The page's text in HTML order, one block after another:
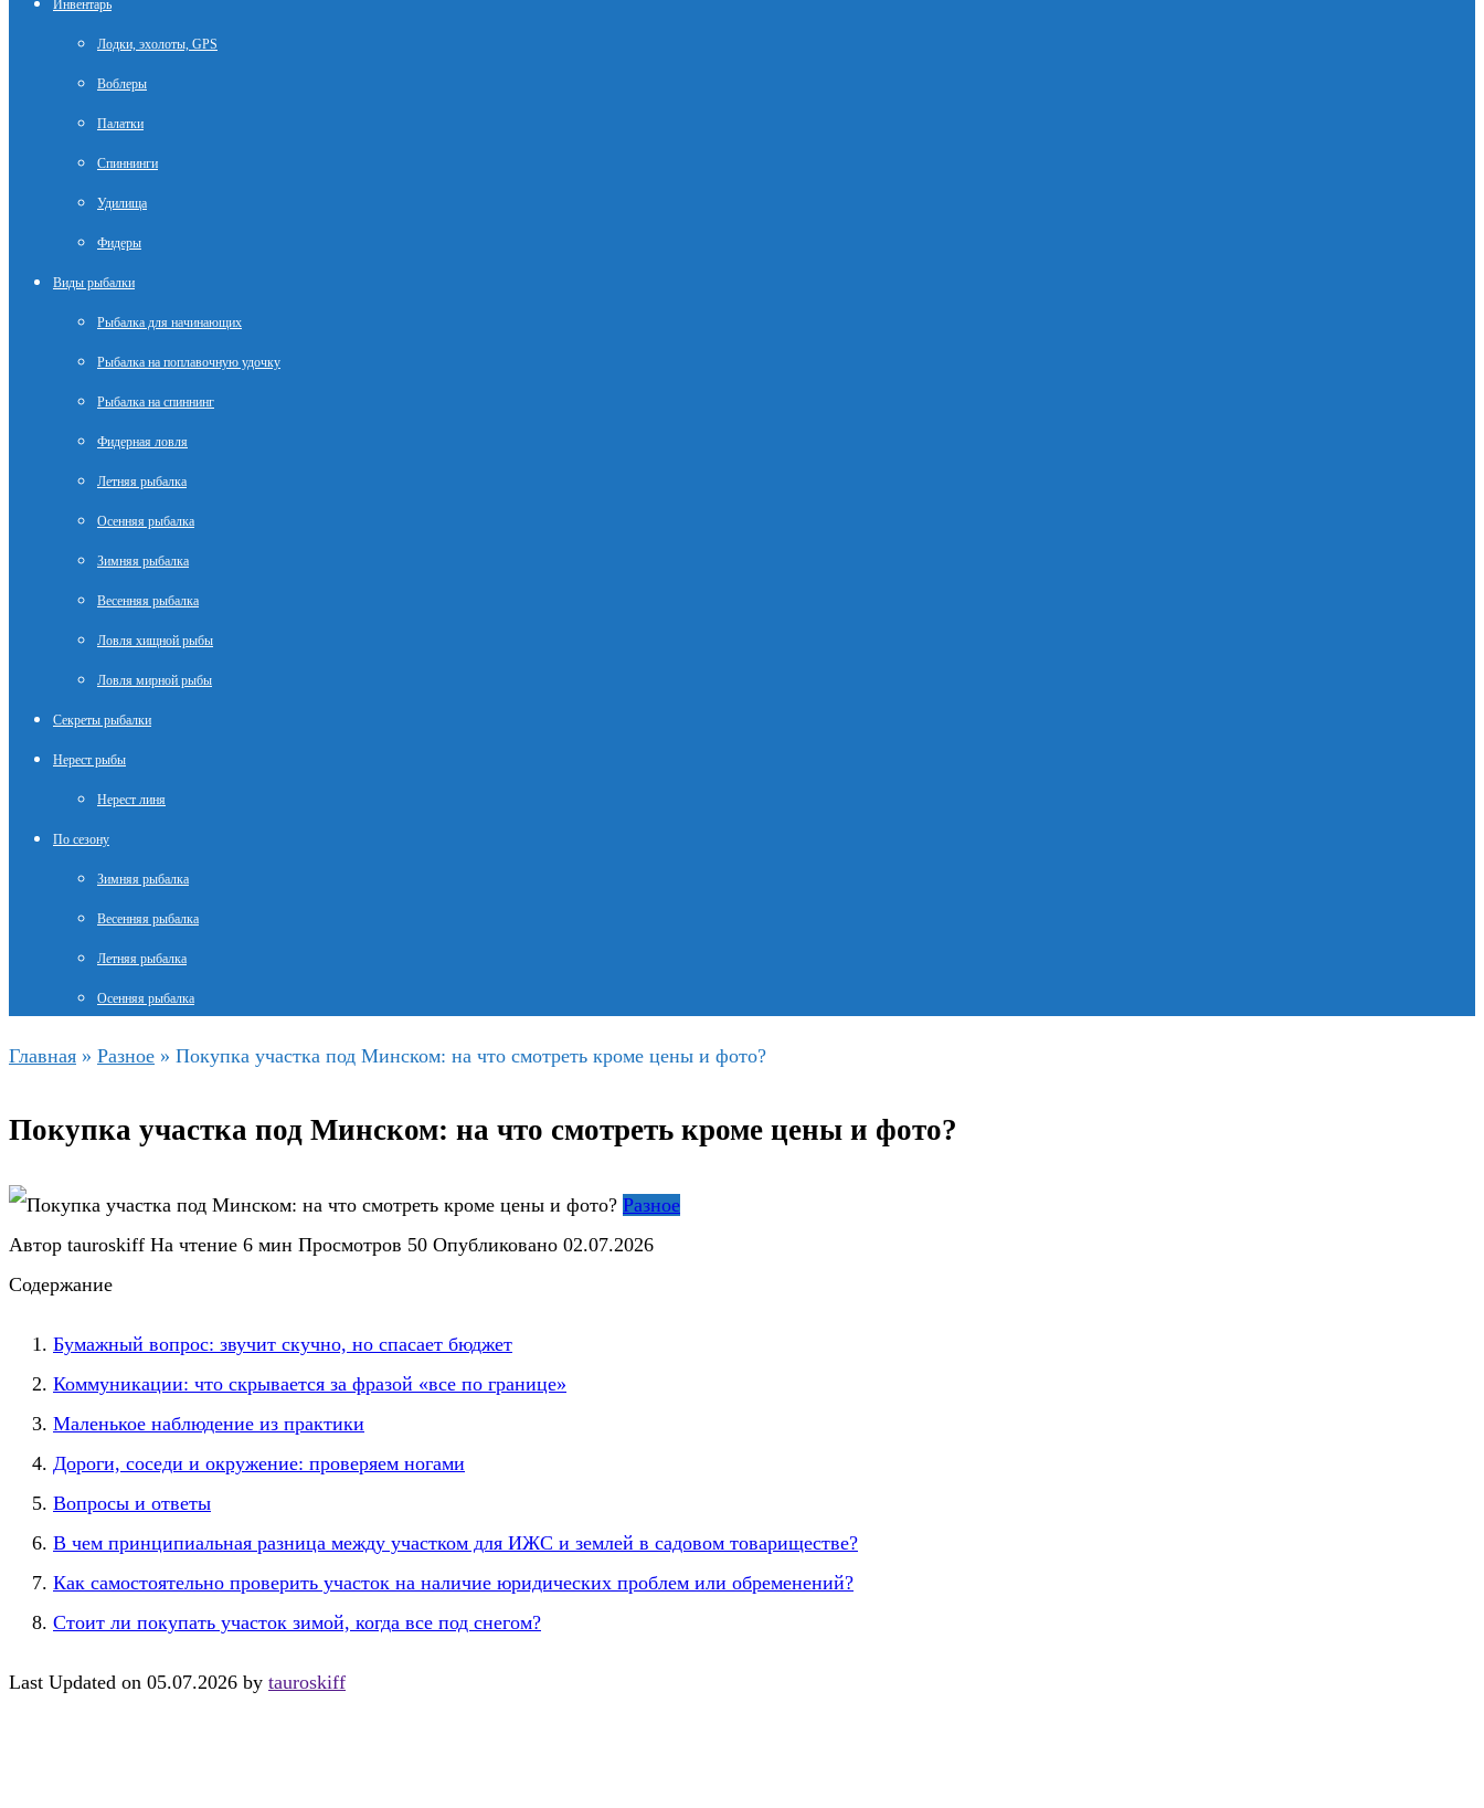
Инвентарь
Лодки, эхолоты, GPS
Воблеры
Палатки
Спиннинги
Удилища
Фидеры
Виды рыбалки
Рыбалка для начинающих
Рыбалка на поплавочную удочку
Рыбалка на спиннинг
Фидерная ловля
Летняя рыбалка
Осенняя рыбалка
Зимняя рыбалка
Весенняя рыбалка
Ловля хищной рыбы
Ловля мирной рыбы
Секреты рыбалки
Нерест рыбы
Нерест линя
По сезону
Зимняя рыбалка
Весенняя рыбалка
Летняя рыбалка
Осенняя рыбалка
Главная » Разное » Покупка участка под Минском: на что смотреть кроме цены и фото?
Покупка участка под Минском: на что смотреть кроме цены и фото?
Разное
Автор tauroskiff На чтение 6 мин Просмотров 50 Опубликовано 02.07.2026
Содержание
Бумажный вопрос: звучит скучно, но спасает бюджет
Коммуникации: что скрывается за фразой «все по границе»
Маленькое наблюдение из практики
Дороги, соседи и окружение: проверяем ногами
Вопросы и ответы
В чем принципиальная разница между участком для ИЖС и землей в садовом товариществе?
Как самостоятельно проверить участок на наличие юридических проблем или обременений?
Стоит ли покупать участок зимой, когда все под снегом?
Last Updated on 05.07.2026 by tauroskiff